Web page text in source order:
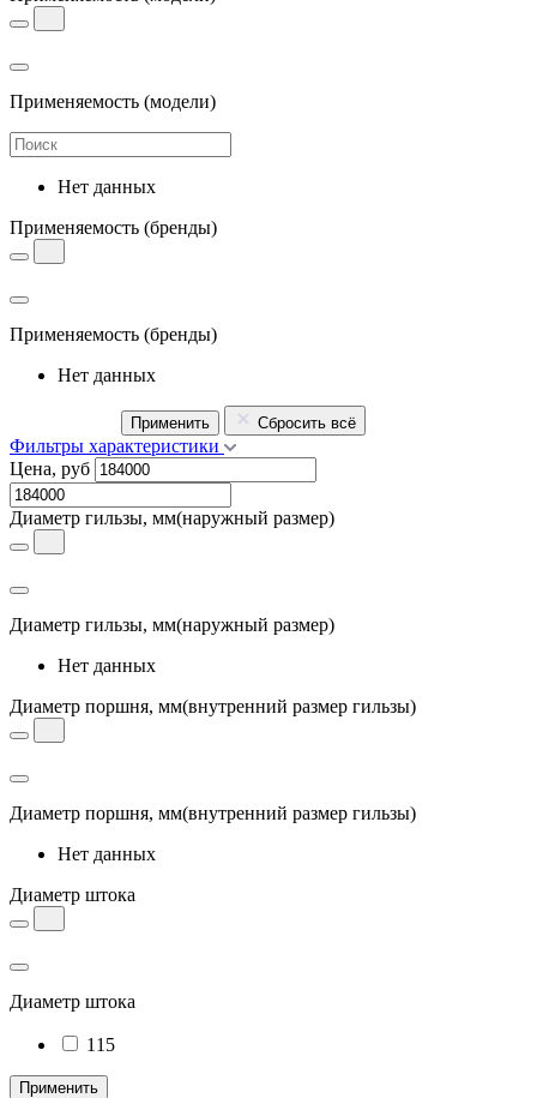
Применяемость (модели)
Нет данных
Применяемость (бренды)
Применяемость (бренды)
Нет данных
Применить Сбросить всё
Фильтры характеристики
Цена, руб
Диаметр гильзы, мм(наружный размер)
Диаметр гильзы, мм(наружный размер)
Нет данных
Диаметр поршня, мм(внутренний размер гильзы)
Диаметр поршня, мм(внутренний размер гильзы)
Нет данных
Диаметр штока
Диаметр штока
115
Применить